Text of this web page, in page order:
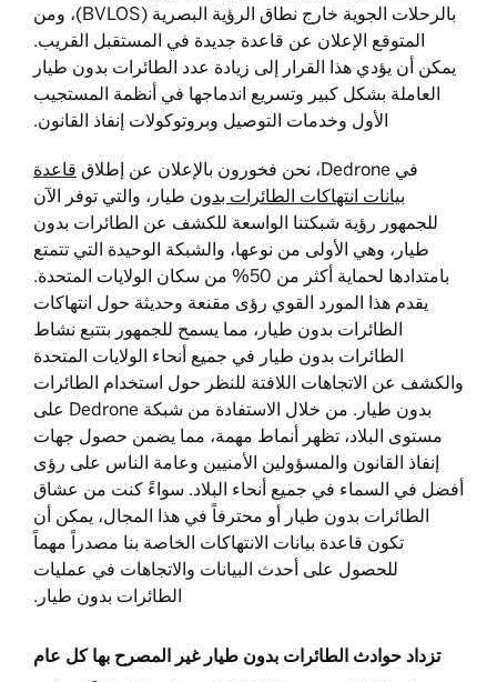
بالرحلات الجوية خارج نطاق الرؤية البصرية (BVLOS)، ومن
المتوقع الإعلان عن قاعدة جديدة في المستقبل القريب.
يمكن أن يؤدي هذا القرار إلى زيادة عدد الطائرات بدون طيار
العاملة بشكل كبير وتسريع اندماجها في أنظمة المستجيب
الأول وخدمات التوصيل وبروتوكولات إنفاذ القانون.
في Dedrone، نحن فخورون بالإعلان عن إطلاق
قاعدة
بيانات انتهاكات الطائرات بدون طيار، والتي توفر الآن
للجمهور رؤية شبكتنا الواسعة للكشف عن الطائرات بدون
طيار، وهي الأولى من نوعها، والشبكة الوحيدة التي تتمتع
بامتدادها لحماية أكثر من 50% من سكان الولايات المتحدة.
يقدم هذا المورد القوي رؤى مقنعة وحديثة حول انتهاكات
الطائرات بدون طيار، مما يسمح للجمهور بتتبع نشاط
الطائرات بدون طيار في جميع أنحاء الولايات المتحدة
والكشف عن الاتجاهات اللافتة للنظر حول استخدام الطائرات
بدون طيار. من خلال الاستفادة من شبكة Dedrone على
مستوى البلاد، تظهر أنماط مهمة، مما يضمن حصول جهات
إنفاذ القانون والمسؤولين الأمنيين وعامة الناس على رؤى
أفضل في السماء في جميع أنحاء البلاد. سواءً كنت من عشاق
الطائرات بدون طيار أو محترفاً في هذا المجال، يمكن أن
تكون قاعدة بيانات الانتهاكات الخاصة بنا مصدراً مهماً
للحصول على أحدث البيانات والاتجاهات في عمليات
الطائرات بدون طيار.
تزداد حوادث الطائرات بدون طيار غير المصرح بها كل عام